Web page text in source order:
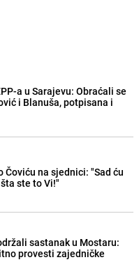
a u Sarajevu: Obraćali se
i Blanuša, potpisana i
Čoviću na sjednici: "Sad ću
ste to Vi!"
sastanak u Mostaru:
provesti zajedničke